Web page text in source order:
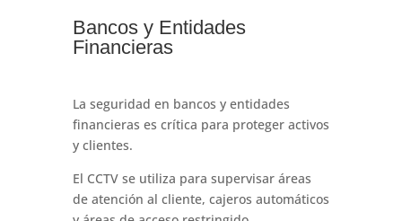
Bancos y Entidades
Financieras
La seguridad en bancos y entidades
financieras es crítica para proteger activos
y clientes.
El CCTV se utiliza para supervisar áreas
de atención al cliente, cajeros automáticos